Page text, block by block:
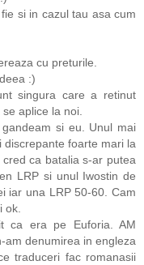
si in cazul tau asa cum
cu preturile.
:)
singura care a retinut
aplice la noi.
si eu. Unul mai
discrepante foarte mari la
ca batalia s-ar putea
LRP si unul Iwostin de
iar una LRP 50-60. Cam
ok.
ca era pe Euforia. AM
am denumirea in engleza
traduceri fac romanasii